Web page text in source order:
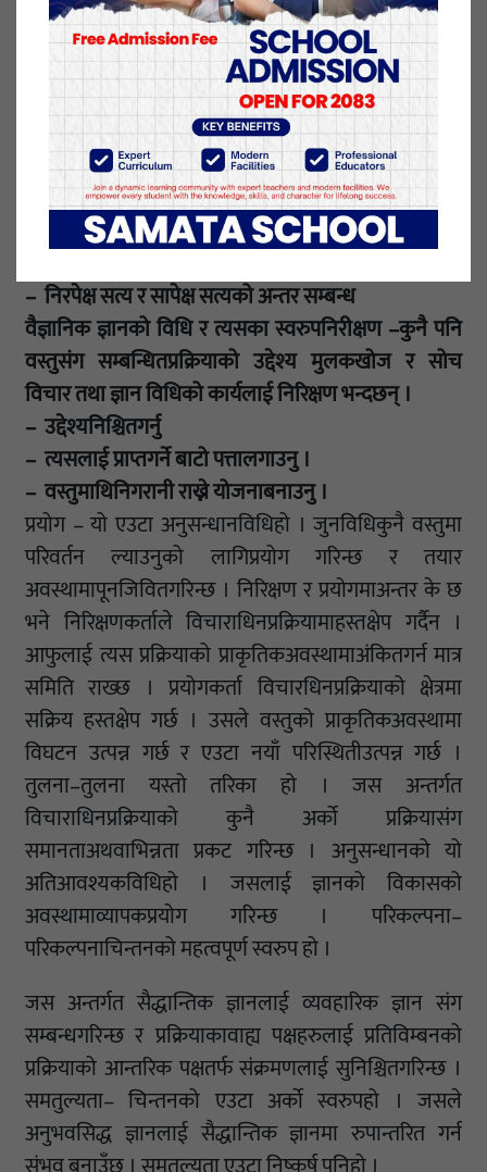
– व्यवहार र ज्ञानको अन्तर सम्बन्ध
– ज्ञानको द्वन्द्वात्मक बाटो
– सजीवअनुभूति
– इन्द्रियग्राह्य ज्ञान
– तार्किक ज्ञान (बृद्धिसंगत)
– इन्द्रियग्राहय ज्ञान र बुद्धिसंगत ज्ञानको अन्तर सम्बन्ध
– इन्द्रियग्राह्य अनुभूतिर सैद्धान्तिक ज्ञान
– निरपेक्ष सत्य र सापेक्ष सत्यको अन्तर सम्बन्ध
वैज्ञानिक ज्ञानको विधि र त्यसका स्वरुपनिरीक्षण –कुनै पनि
वस्तुसंग सम्बन्धितप्रक्रियाको उद्देश्य मुलकखोज र सोच
विचार तथा ज्ञान विधिको कार्यलाई निरिक्षण भन्दछन् ।
– उद्देश्यनिश्चितगर्नु
– त्यसलाई प्राप्तगर्ने बाटो पत्तालगाउनु ।
– वस्तुमाथिनिगरानी राख्ने योजनाबनाउनु ।
प्रयोग – यो एउटा अनुसन्धानविधिहो । जुनविधिकुनै वस्तुमा
परिवर्तन ल्याउनुको लागिप्रयोग गरिन्छ र तयार
अवस्थामापूनजिवितगरिन्छ । निरिक्षण र प्रयोगमाअन्तर के छ
भने निरिक्षणकर्ताले विचाराधिनप्रक्रियामाहस्तक्षेप गर्दैन ।
आफुलाई त्यस प्रक्रियाको प्राकृतिकअवस्थामाअंकितगर्न मात्र
समिति राख्छ । प्रयोगकर्ता विचारधिनप्रक्रियाको क्षेत्रमा
सक्रिय हस्तक्षेप गर्छ । उसले वस्तुको प्राकृतिकअवस्थामा
विघटन उत्पन्न गर्छ र एउटा नयाँ परिस्थितीउत्पन्न गर्छ ।
तुलना–तुलना यस्तो तरिका हो । जस अन्तर्गत
विचाराधिनप्रक्रियाको कुनै अर्को प्रक्रियासंग
समानताअथवाभिन्नता प्रकट गरिन्छ । अनुसन्धानको यो
अतिआवश्यकविधिहो । जसलाई ज्ञानको विकासको
अवस्थामाव्यापकप्रयोग गरिन्छ । परिकल्पना–
परिकल्पनाचिन्तनको महत्वपूर्ण स्वरुप हो ।
जस अन्तर्गत सैद्धान्तिक ज्ञानलाई व्यवहारिक ज्ञान संग
सम्बन्धगरिन्छ र प्रक्रियाकावाह्य पक्षहरुलाई प्रतिविम्बनको
प्रक्रियाको आन्तरिक पक्षतर्फ संक्रमणलाई सुनिश्चितगरिन्छ ।
समतुल्यता– चिन्तनको एउटा अर्को स्वरुपहो । जसले
अनुभवसिद्ध ज्ञानलाई सैद्धान्तिक ज्ञानमा रुपान्तरित गर्न